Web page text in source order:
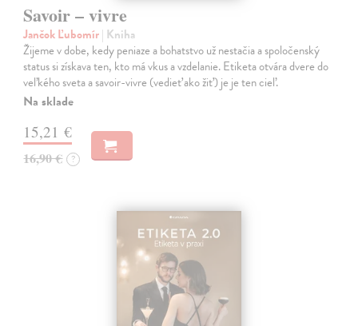
Savoir – vivre
Jančok Ľubomír| Kniha
Žijeme v dobe, kedy peniaze a bohatstvo už nestačia a spoločenský
status si získava ten, kto má vkus a vzdelanie. Etiketa otvára dvere do
veľkého sveta a savoir-vivre (vedieť ako žiť) je je ten cieľ.
Na sklade
15,21 €
16,90 € ?